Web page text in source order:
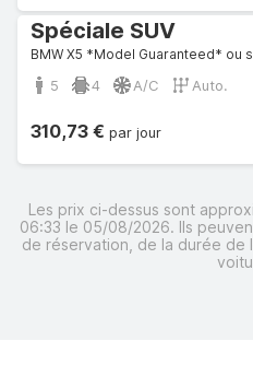
Spéciale SUV
BMW X5 *Model Guaranteed* ou
5 4 A/C Auto.
310,73 € par jour
Les prix ci-dessus sont
06:33 le 05/08/2026. Ils
de réservation, de la durée